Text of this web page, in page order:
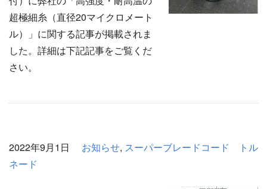
超極細糸（直径20マイクロメート
ル）」に関する記事が掲載されま
した。詳細は下記記事をご覧くだ
さい。
2022年9月1日 お知らせ, スーパーブレードコード トル
ネード